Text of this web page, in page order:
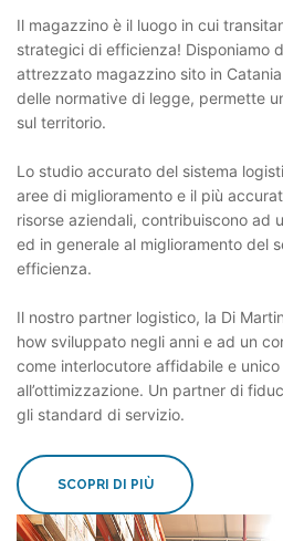
Il magazzino è il luogo in cui
strategici di efficienza! Disponiamo
attrezzato magazzino sito in
delle normative di legge, permette
sul territorio.
Lo studio accurato del sistema
aree di miglioramento e il più
risorse aziendali, contribuiscono ad
ed in generale al miglioramento del
efficienza.
Il nostro partner logistico, la Di
how sviluppato negli anni e ad un
come interlocutore affidabile e
all’ottimizzazione. Un partner di
gli standard di servizio.
SCOPRI DI PIÙ